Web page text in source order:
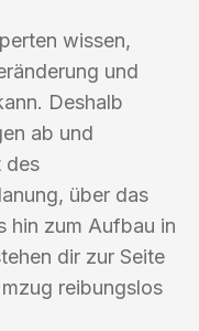
wissen,
und
Deshalb
ab und
des
über das
hin zum Aufbau in
dir zur Seite
reibungslos